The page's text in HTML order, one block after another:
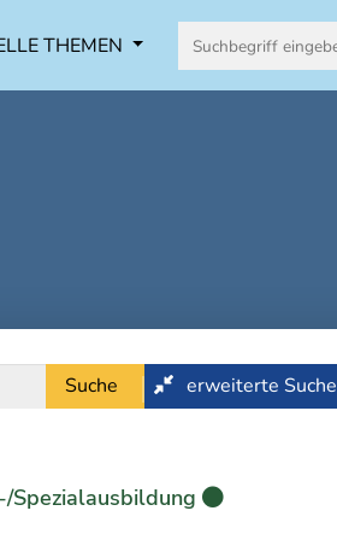
THEMEN
Suche erweiterte Suche
Spezialausbildung